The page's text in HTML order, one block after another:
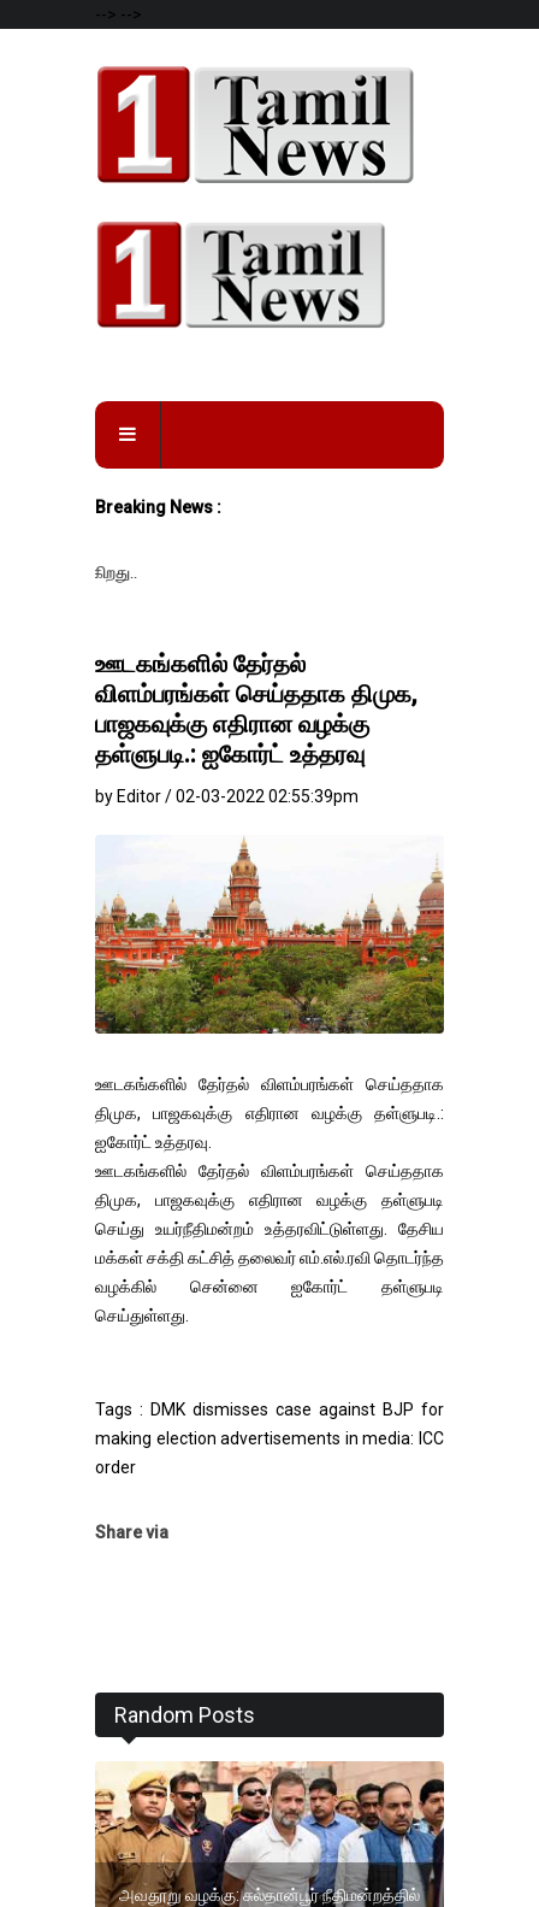
--> -->
Breaking News :
ஊடகங்களில் தேர்தல்
விளம்பரங்கள் செய்ததாக திமுக,
பாஜகவுக்கு எதிரான வழக்கு
தள்ளுபடி.: ஐகோர்ட் உத்தரவு
by Editor / 02-03-2022 02:55:39pm
ஊடகங்களில் தேர்தல் விளம்பரங்கள் செய்ததாக
திமுக, பாஜகவுக்கு எதிரான வழக்கு தள்ளுபடி.:
ஐகோர்ட் உத்தரவு.
ஊடகங்களில் தேர்தல் விளம்பரங்கள் செய்ததாக
திமுக, பாஜகவுக்கு எதிரான வழக்கு தள்ளுபடி
செய்து உயர்நீதிமன்றம் உத்தரவிட்டுள்ளது. தேசிய
மக்கள் சக்தி கட்சித் தலைவர் எம்.எல்.ரவி தொடர்ந்த
வழக்கில் சென்னை ஐகோர்ட் தள்ளுபடி
செய்துள்ளது.
Tags : DMK dismisses case against BJP for
making election advertisements in media: ICC
order
Share via
Random Posts
அவதூறு வழக்கு: சுல்தான்பூர் நீதிமன்றத்தில்